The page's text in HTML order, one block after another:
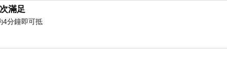
滿足
4分鐘即可抵